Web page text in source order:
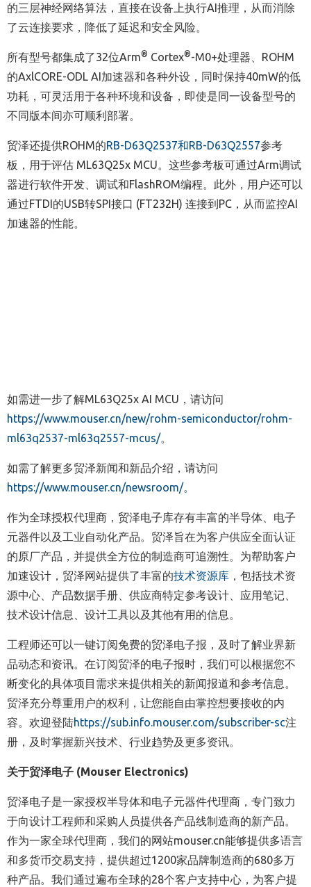
的三层神经网络算法，直接在设备上执行AI 推理，从而消除
了云连接要求，降低了延迟和安全风险。
所有型号都集成了32位Arm® Cortex®-M0+处理器、 ROHM
的AxlCORE-ODL AI 加速器和各种外设，同时保持40mW的低
功耗，可灵活用于各种环境和设备，即使是同一设备型号的
不同版本间亦可顺利部署。
贸泽还提供ROHM的RB-D63Q2537和RB-D63Q2557参考
板，用于评估 ML63Q25x MCU。这些参考板可通过Arm调试
器进行软件开发、调试和FlashROM编程。此外，用户还可以
通过FTDI 的USB转SPI 接口 (FT232H) 连接到 PC ，从而监控AI
加速器的性能。
如需进一步了解ML63Q25x AI MCU ，请访问
https://www.mouser.cn/new/rohm-semiconductor/rohm-
ml63q2537-ml63q2557-mcus/。
如需了解更多贸泽新闻和新品介绍 ， 请访问
https://www.mouser.cn/newsroom/。
作为全球授权代理商，贸泽电子库存有丰富的半导体、电子
元器件以及工业自动化产品。贸泽旨在为客户供应全面认证
的原厂产品，并提供全方位的制造商可追溯性。为帮助客户
加速设计，贸泽网站提供了丰富的技术资源库 ，包括技术资
源中心、产品数据手册、供应商特定参考设计、应用笔记、
技术设计信息、设计工具以及其他有用的信息。
工程师还可以一键订阅免费的贸泽电子报，及时了解业界新
品动态和资讯。在订阅贸泽的电子报时，我们可以根据您不
断变化的具体项目需求来提供相关的新闻报道和参考信息。
贸泽充分尊重用户的权利，让您能自由掌控想要接收的内
容。欢迎登陆https://sub.info.mouser.com/subscriber-sc注
册，及时掌握新兴技术、行业趋势及更多资讯。
关于贸泽电子 (Mouser Electronics)
贸泽电子是一家授权半导体和电子元器件代理商，专门致力
于向设计工程师和采购人员提供各产品线制造商的新产品。
作为一家全球代理商，我们的网站mouser.cn能够提供多语言
和多货币交易支持，提供超过1200家品牌制造商的680多万
种产品。我们通过遍布全球的28个客户支持中心，为客户提